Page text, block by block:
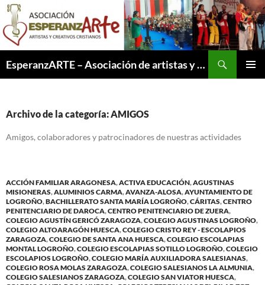
Saltar
contenido
EsperanzARTE – Asociación de artistas y creativos cristianos
Archivo de la categoría: AMIGOS
Amigos, colaboradores y patrocinadores de nuestras actividades
ACCIÓN FAMILIAR ARAGONESA,ACTIVA EDUCACIÓN,AGUSTINAS
MISIONERAS,ALUMINIOS CARMA,AVANZA-ALOSA,AYUNTAMIENTO DE
LOGROÑO,BACHILLERATO SANTA MARÍA LOGROÑO,CÁRITAS,CENTRO
PENITENCIARIO DE DAROCA,CENTRO PENITENCIARIO DE ZUERA,
COLEGIO AGUSTÍN GERICÓ ZARAGOZA,COLEGIO AGUSTINAS LOGROÑO,
COLEGIO ALTOARAGÓN HUESCA,COLEGIO CRISTO REY - ESCOLAPIOS
ZARAGOZA,COLEGIO DE SANTA ANA HUESCA,COLEGIO ESCOLAPIAS
MONTAL LOGROÑO,COLEGIO ESCOLAPIAS SOTILLO LOGROÑO,COLEGIO
ESCOLAPIOS LOGROÑO,COLEGIO MARÍA AUXILIADORA SALESIANAS,
COLEGIO ROSA MOLAS ZARAGOZA,COLEGIO SALESIANOS LA ALMUNIA,
COLEGIO SALESIANOS ZARAGOZA,COLEGIO SAN VIATOR HUESCA,